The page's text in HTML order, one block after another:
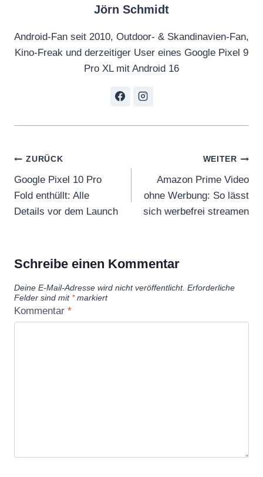
Jörn Schmidt
Android-Fan seit 2010, Outdoor- & Skandinavien-Fan,
Kino-Freak und derzeitiger User eines Google Pixel 9
Pro XL mit Android 16
Beitragsnavigation
ZURÜCK
Google Pixel 10 Pro
Fold enthüllt: Alle
Details vor dem Launch
WEITER
Amazon Prime Video
ohne Werbung: So lässt
sich werbefrei streamen
Schreibe einen Kommentar
Deine E-Mail-Adresse wird nicht veröffentlicht. Erforderliche
Felder sind mit *markiert
Kommentar *